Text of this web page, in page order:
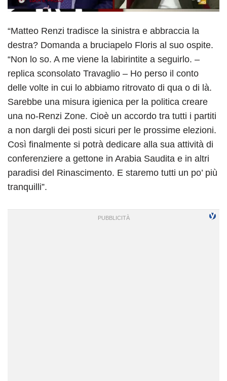
“Matteo Renzi tradisce la sinistra e abbraccia la
destra? Domanda a bruciapelo Floris al suo ospite.
“Non lo so. A me viene la labirintite a seguirlo. –
replica sconsolato Travaglio – Ho perso il conto
delle volte in cui lo abbiamo ritrovato di qua o di là.
Sarebbe una misura igienica per la politica creare
una no-Renzi Zone. Cioè un accordo tra tutti i partiti
a non dargli dei posti sicuri per le prossime elezioni.
Così finalmente si potrà dedicare alla sua attività di
conferenziere a gettone in Arabia Saudita e in altri
paradisi del Rinascimento. E staremo tutti un po’ più
tranquilli”.